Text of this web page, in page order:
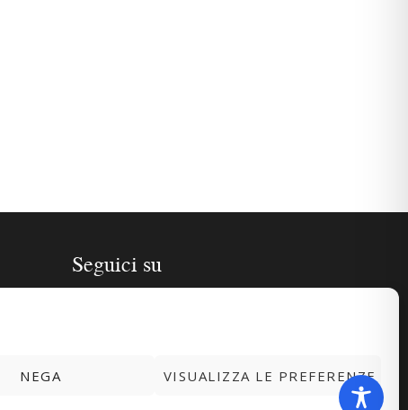
NEGA VISUALIZZA LE PREFERENZE
Seguici su